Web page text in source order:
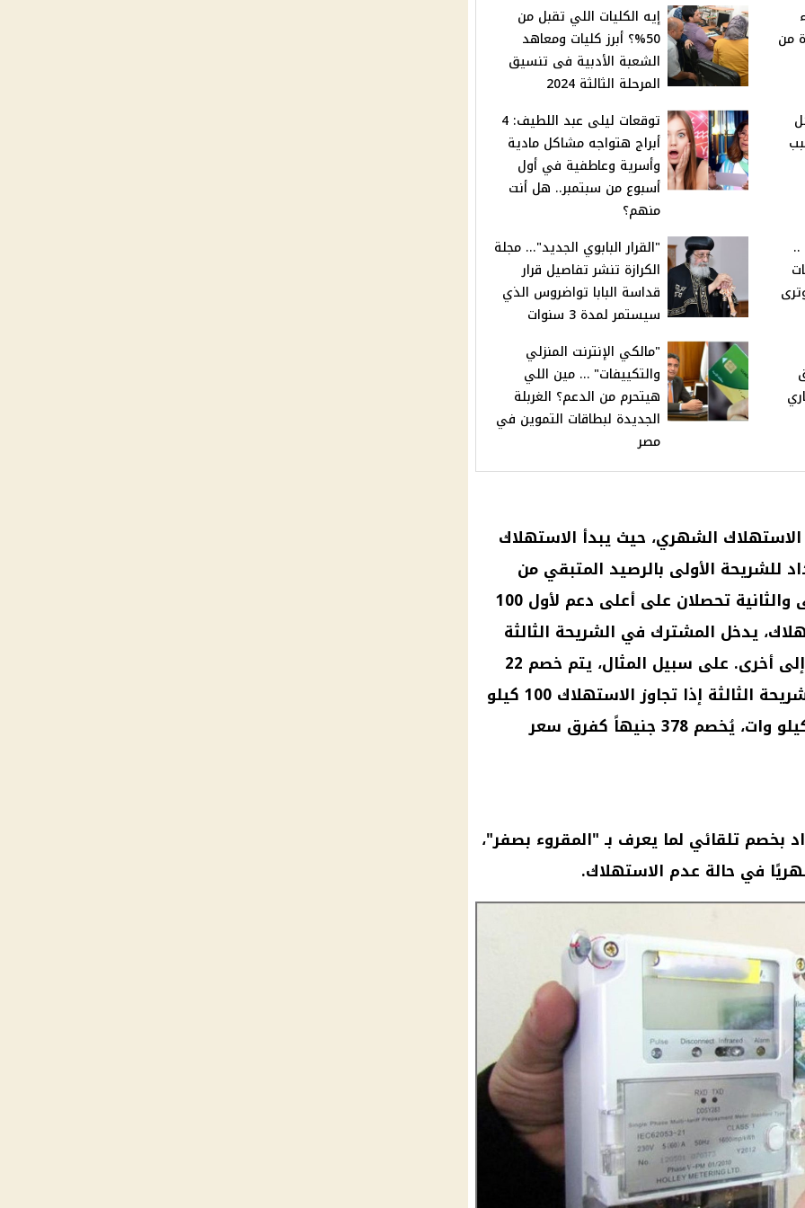
من
إيه الكليات اللي تقبل من
50%؟ أبرز كليات ومعاهد
الشعبة الأدبية فى تنسيق
المرحلة الثالثة 2024
توقعات ليلى عبد اللطيف: 4
أبراج هتواجه مشاكل مادية
وأسرية وعاطفية في أول
أسبوع من سبتمبر.. هل أنت
منهم؟
"القرار البابوي الجديد"... مجلة
الكرازة تنشر تفاصيل قرار
قداسة البابا تواضروس الذي
سيستمر لمدة 3 سنوات
"مالكي الإنترنت المنزلي
والتكييفات" … مين اللي
هيتحرم من الدعم؟ الغربلة
الجديدة لبطاقات التموين في
مصر
الشهري، حيث يبدأ الاستهلاك
للشريحة الأولى بالرصيد المتبقي من
الشهر السابق. الشريحتان الأولى والثانية تحصلان على أعلى دعم لأول 100
يدخل المشترك في الشريحة الثالثة
ويُخصم فرق الانتقال من شريحة إلى أخرى. على سبيل المثال، يتم خصم 22
جنيهاً كفرق عند الانتقال إلى الشريحة الثالثة إذا تجاوز الاستهلاك 100 كيلو
وات. وإذا تجاوز الاستهلاك 650 كيلو وات، يُخصم 378 جنيهاً كفرق سعر
بخصم تلقائي لما يعرف بـ "المقروء بصفر"،